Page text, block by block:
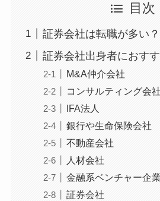
目次
証券会社は転職が多い？
証券会社出身者におす
M&A仲介会社
コンサルティング会社
IFA法人
銀行や生命保険会社
不動産会社
人材会社
金融系ベンチャー企業
証券会社